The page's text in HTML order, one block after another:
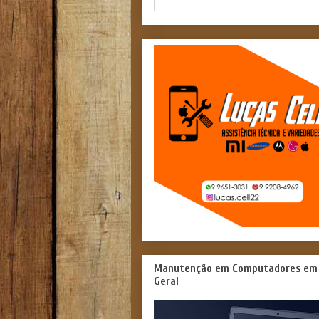
Manutenção em Computadores em
Geral